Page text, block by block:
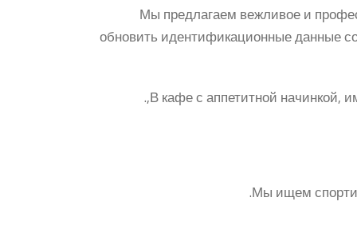
Мы предлагаем вежливое и
обновить идентификационные данные
В кафе с аппетитной
Мы ищем